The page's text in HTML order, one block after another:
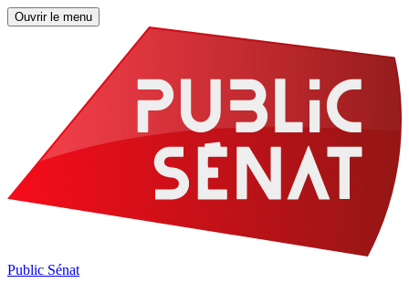
Ouvrir le menu
Public Sénat